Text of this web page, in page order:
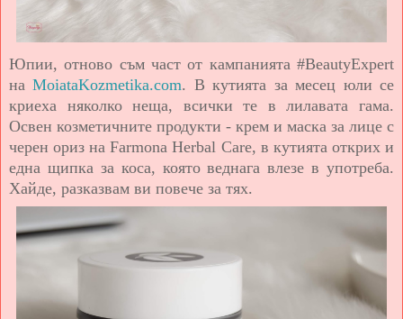
Юпии, отново съм част от кампанията #BeautyExpert
наMoiataKozmetika.com. В кутията за месец юли се
криеха няколко неща, всички те в лилавата гама.
Освен козметичните продукти - крем и маска за лице с
черен ориз на Farmona Hеrbal Care, в кутията открих и
една щипка за коса, която веднага влезе в употреба.
Хайде, разказвам ви повече за тях.